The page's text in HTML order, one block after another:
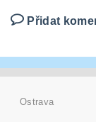
Přidat
Ostrava